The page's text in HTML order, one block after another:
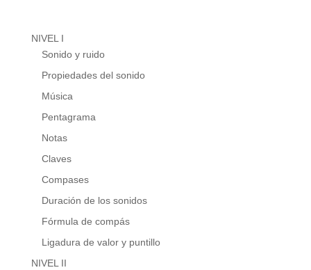
NIVEL I
Sonido y ruido
Propiedades del sonido
Música
Pentagrama
Notas
Claves
Compases
Duración de los sonidos
Fórmula de compás
Ligadura de valor y puntillo
NIVEL II